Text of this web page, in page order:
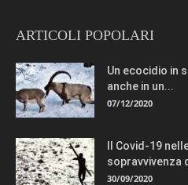
ARTICOLI POPOLARI
Un ecocidio in
anche in un...
07/12/2020
Il Covid-19
sopravvivenza
30/09/2020